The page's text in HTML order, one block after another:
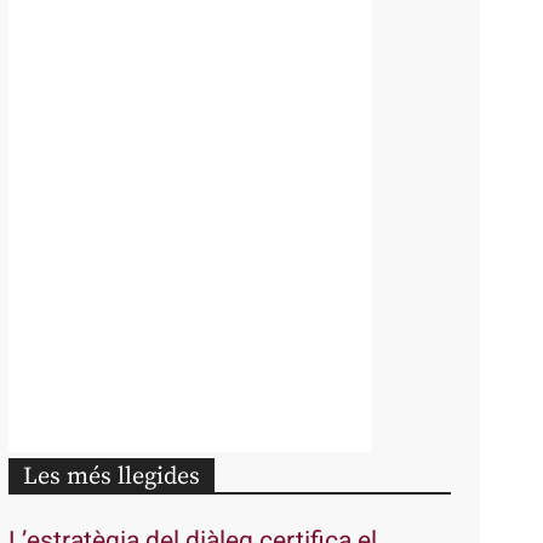
Les més llegides